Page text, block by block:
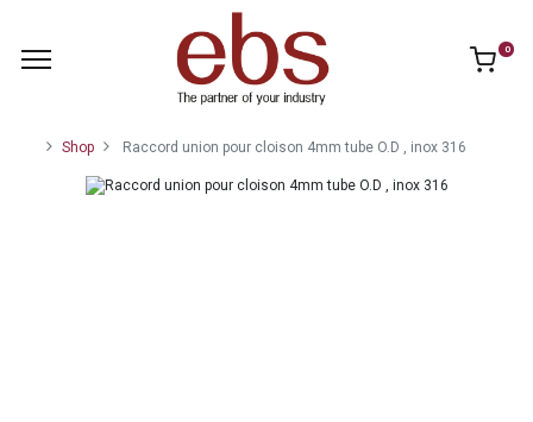
0
Shop Raccord union pour cloison 4mm tube O.D , inox 316